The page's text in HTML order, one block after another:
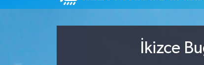
İkizce